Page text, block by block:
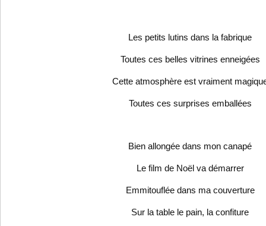
Les petits lutins dans la fabrique
Toutes ces belles vitrines enneigées
Cette atmosphère est vraiment
Toutes ces surprises emballées
Bien allongée dans mon canapé
Le film de Noël va démarrer
Emmitouflée dans ma couverture
Sur la table le pain, la confiture